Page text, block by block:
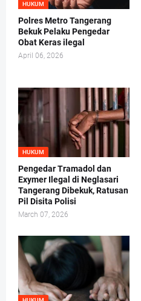
HUKUM
Polres Metro Tangerang
Bekuk Pelaku Pengedar
Obat Keras ilegal
April 06, 2026
HUKUM
Pengedar Tramadol dan
Exymer Ilegal di Neglasari
Tangerang Dibekuk, Ratusan
Pil Disita Polisi
March 07, 2026